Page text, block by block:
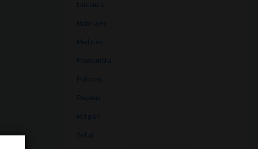
Literatura
Materiales
Medicina
Parafernalia
Políticas
Recetas
Religión
Salud